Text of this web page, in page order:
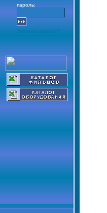
пароль:
Забыли пароль?